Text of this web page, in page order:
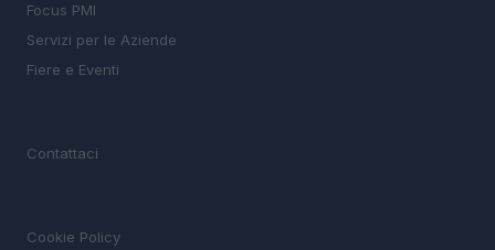
Focus PMI
Servizi per le Aziende
Fiere e Eventi
Contattaci
Cookie Policy